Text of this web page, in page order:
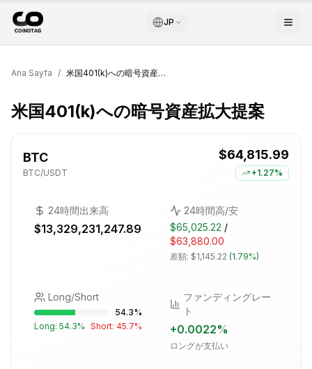
JP
Ana Sayfa / 米国401(k)への暗号資産拡大提案
米国401(k)への暗号資産拡大提案
BTC
BTC/USDT
$64,815.99
+1.27%
24時間出来高
$13,329,231,247.89
24時間高/安
$65,025.22 /
$63,880.00
差額: $1,145.22 (1.79%)
Long/Short
54.3%
Long: 54.3% Short: 45.7%
ファンディングレー
ト
+0.0022%
ロングが支払い